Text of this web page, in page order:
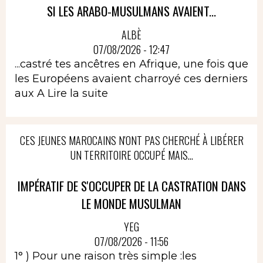
SI LES ARABO-MUSULMANS AVAIENT...
ALBÈ
07/08/2026 - 12:47
...castré tes ancêtres en Afrique, une fois que
les Européens avaient charroyé ces derniers
aux A Lire la suite
CES JEUNES MAROCAINS N'ONT PAS CHERCHÉ À LIBÉRER
UN TERRITOIRE OCCUPÉ MAIS...
IMPÉRATIF DE S'OCCUPER DE LA CASTRATION DANS
LE MONDE MUSULMAN
YEG
07/08/2026 - 11:56
1° ) Pour une raison très simple :les